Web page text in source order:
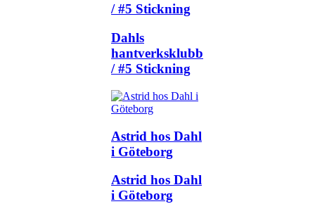
/ #5 Stickning
Dahls
hantverksklubb
/ #5 Stickning
Astrid hos Dahl
i Göteborg
Astrid hos Dahl
i Göteborg